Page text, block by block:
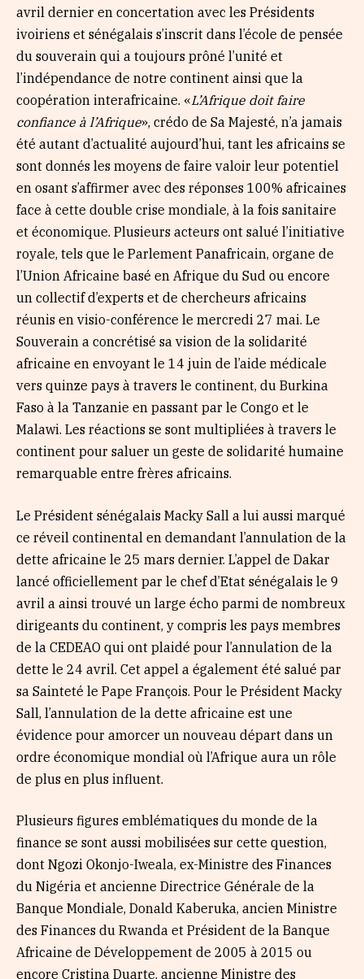
avril dernier en concertation avec les Présidents
ivoiriens et sénégalais s’inscrit dans l’école de pensée
du souverain qui a toujours prôné l’unité et
l’indépendance de notre continent ainsi que la
coopération interafricaine. «L’Afrique doit faire
confiance à l’Afrique», crédo de Sa Majesté, n’a jamais
été autant d’actualité aujourd’hui, tant les africains se
sont donnés les moyens de faire valoir leur potentiel
en osant s’affirmer avec des réponses 100% africaines
face à cette double crise mondiale, à la fois sanitaire
et économique. Plusieurs acteurs ont salué l’initiative
royale, tels que le Parlement Panafricain, organe de
l’Union Africaine basé en Afrique du Sud ou encore
un collectif d’experts et de chercheurs africains
réunis en visio-conférence le mercredi 27 mai. Le
Souverain a concrétisé sa vision de la solidarité
africaine en envoyant le 14 juin de l’aide médicale
vers quinze pays à travers le continent, du Burkina
Faso à la Tanzanie en passant par le Congo et le
Malawi. Les réactions se sont multipliées à travers le
continent pour saluer un geste de solidarité humaine
remarquable entre frères africains.
Le Président sénégalais Macky Sall a lui aussi marqué
ce réveil continental en demandant l’annulation de la
dette africaine le 25 mars dernier. L’appel de Dakar
lancé officiellement par le chef d’Etat sénégalais le 9
avril a ainsi trouvé un large écho parmi de nombreux
dirigeants du continent, y compris les pays membres
de la CEDEAO qui ont plaidé pour l’annulation de la
dette le 24 avril. Cet appel a également été salué par
sa Sainteté le Pape François. Pour le Président Macky
Sall, l’annulation de la dette africaine est une
évidence pour amorcer un nouveau départ dans un
ordre économique mondial où l’Afrique aura un rôle
de plus en plus influent.
Plusieurs figures emblématiques du monde de la
finance se sont aussi mobilisées sur cette question,
dont Ngozi Okonjo-Iweala, ex-Ministre des Finances
du Nigéria et ancienne Directrice Générale de la
Banque Mondiale, Donald Kaberuka, ancien Ministre
des Finances du Rwanda et Président de la Banque
Africaine de Développement de 2005 à 2015 ou
encore Cristina Duarte, ancienne Ministre des